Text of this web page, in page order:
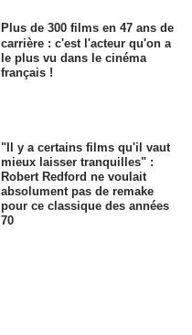
Plus de 300 films en 47 ans de
carrière : c'est l'acteur qu'on a
le plus vu dans le cinéma
français !
"Il y a certains films qu'il vaut
mieux laisser tranquilles" :
Robert Redford ne voulait
absolument pas de remake
pour ce classique des années
70